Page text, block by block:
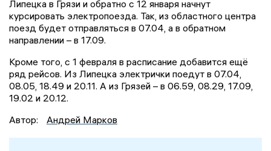
Липецка в Грязи и обратно с 12 января начнут
курсировать электропоезда. Так, из областного центра
поезд будет отправляться в 07.04, а в обратном
направлении – в 17.09.
Кроме того, с 1 февраля в расписание добавится ещё
ряд рейсов. Из Липецка электрички поедут в 07.04,
08.05, 18.49 и 20.11. А из Грязей – в 06.59, 08.29, 17.09,
19.02 и 20.12.
Автор:
Андрей Марков